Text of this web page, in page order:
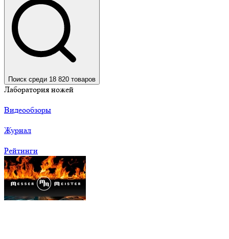
Поиск среди 18 820 товаров
Лаборатория ножей
Видеообзоры
Журнал
Рейтинги